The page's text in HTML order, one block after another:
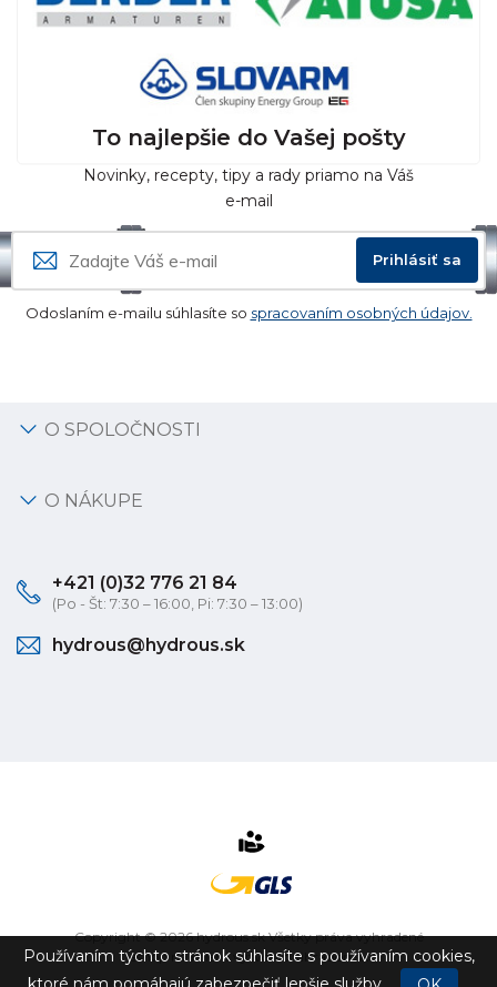
To najlepšie do Vašej pošty
Novinky, recepty, tipy a rady priamo na Váš
e-mail
Prihlásiť sa
Odoslaním e-mailu súhlasíte so spracovaním osobných údajov.
O SPOLOČNOSTI
O NÁKUPE
+421 (0)32 776 21 84
(Po - Št: 7:30 – 16:00, Pi: 7:30 – 13:00)
hydrous@hydrous.sk
Copyright © 2026 hydrous.sk Všetky práva vyhradené
eshop na mieruvytvorilovibration.sk
Používaním týchto stránok súhlasíte s používaním cookies,